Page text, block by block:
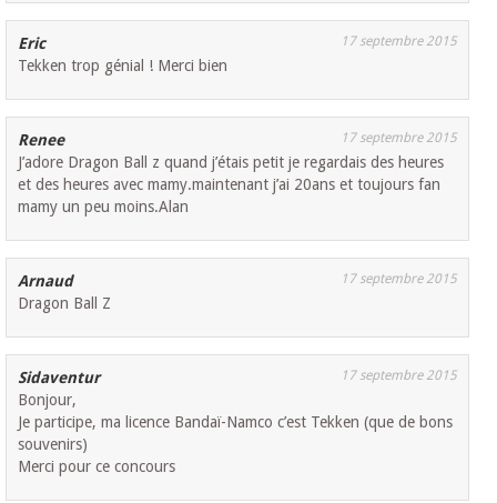
Eric 17 septembre 2015
Tekken trop génial ! Merci bien
Renee 17 septembre 2015
J’adore Dragon Ball z quand j’étais petit je regardais des heures
et des heures avec mamy.maintenant j’ai 20ans et toujours fan
mamy un peu moins.Alan
Arnaud 17 septembre 2015
Dragon Ball Z
Sidaventur 17 septembre 2015
Bonjour,
Je participe, ma licence Bandaï-Namco c’est Tekken (que de bons
souvenirs)
Merci pour ce concours